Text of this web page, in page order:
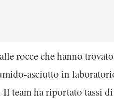
rocce che hanno
asciutto in
team ha riportato tassi